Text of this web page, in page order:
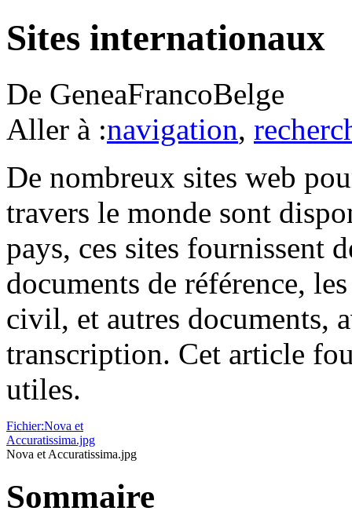
Sites internationaux
De GeneaFrancoBelge
Aller à :navigation,
De nombreux sites web
travers le monde sont
pays, ces sites fournissent
documents de référence,
civil, et autres documents,
transcription. Cet article
utiles.
Fichier:Nova et
Accuratissima.jpg
Nova et Accuratissima.jpg
Sommaire